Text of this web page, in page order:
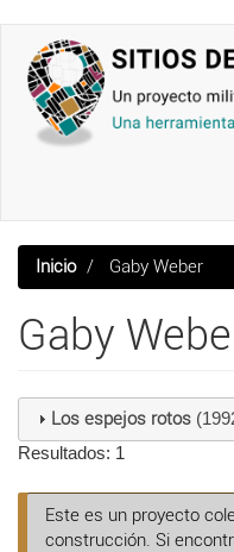
contenido
principal
Inicio Gaby Weber
Gaby
Los espejos rotos
Resultados: 1
Este es un proyecto
construcción. Si